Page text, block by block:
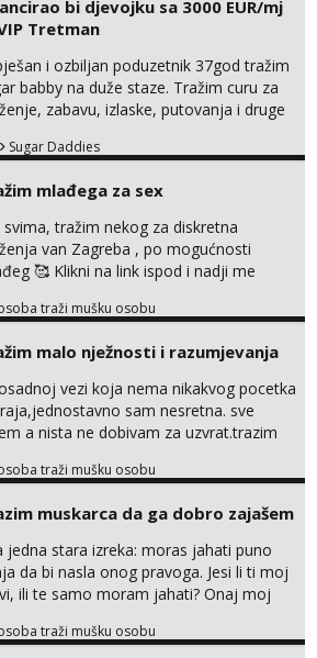
bi djevojku sa 3000 EUR/mj
Tretman
i ozbiljan poduzetnik 37god tražim
babby na duže staze. Tražim curu za
zabavu, izlaske, putovanja i druge
komunikativna, zgodna i atraktivna
Sugar Daddies
mlađega za sex
svima, tražim nekog za diskretna
van Zagreba , po mogućnosti
🥰 Klikni na link ispod i nadji me
traži mušku osobu
malo nježnosti i razumjevanja
vezi koja nema nikakvog pocetka
sam nesretna. sve
a nista ne dobivam za uzvrat.trazim
puno samo malo njeznosti i
po tijelu koji me jako
kad muskarac preuzme
. javi se :) Klikni na link ispod i nadji
cekam te!
traži mušku osobu
muskarca da ga dobro zajašem
jedna stara izreka: moras jahati puno
da bi nasla onog pravoga. Jesi li ti moj
ili te samo moram jahati? Onaj moj
link i javi mi se tamo....
traži mušku osobu